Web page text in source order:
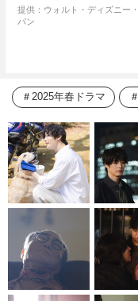
提供：ウォルト・ディズニー
パン
2025年春ドラマ